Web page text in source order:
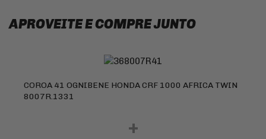
APROVEITE E COMPRE JUNTO
COROA 41 OGNIBENE HONDA CRF 1000 AFRICA TWIN
8007R.1331
+